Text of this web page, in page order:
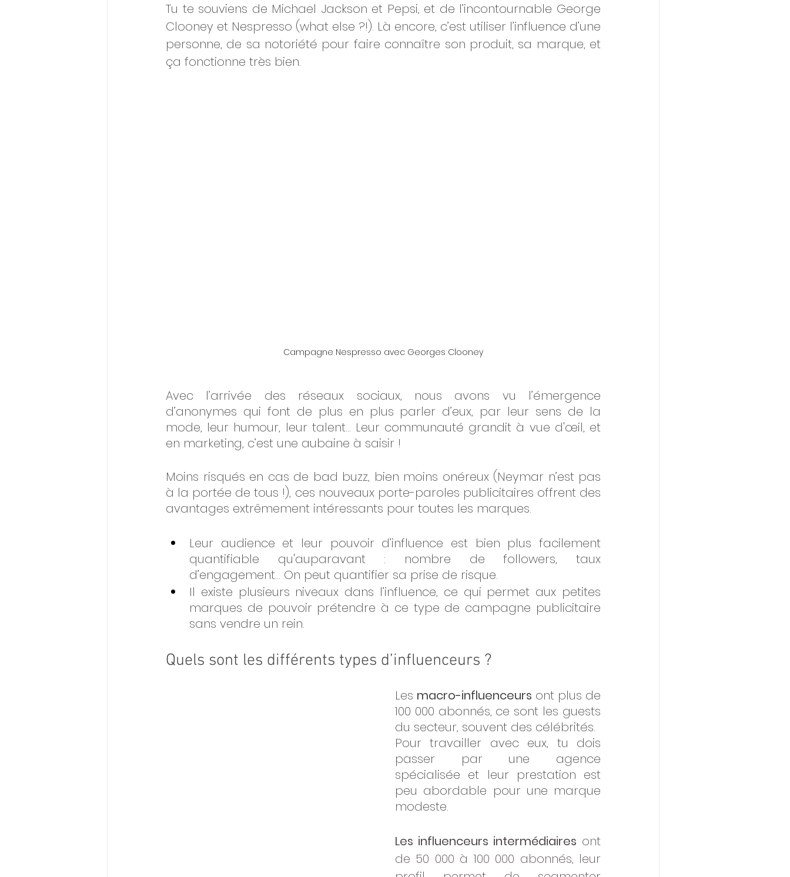
Tu te souviens de Michael Jackson et Pepsi, et de l’incontournable George
Clooney et Nespresso (what else ?!). Là encore, c’est utiliser l’influence d’une
personne, de sa notoriété pour faire connaître son produit, sa marque, et
ça fonctionne très bien.
Campagne Nespresso avec Georges Clooney
Avec l’arrivée des réseaux sociaux, nous avons vu l’émergence
d’anonymes qui font de plus en plus parler d’eux, par leur sens de la
mode, leur humour, leur talent… Leur communauté grandit à vue d'œil, et
en marketing, c’est une aubaine à saisir !
Moins risqués en cas de bad buzz, bien moins onéreux (Neymar n’est pas
à la portée de tous !), ces nouveaux porte-paroles publicitaires offrent des
avantages extrêmement intéressants pour toutes les marques.
Leur audience et leur pouvoir d’influence est bien plus facilement
quantifiable qu'auparavant : nombre de followers, taux
d’engagement… On peut quantifier sa prise de risque.
Il existe plusieurs niveaux dans l’influence, ce qui permet aux petites
marques de pouvoir prétendre à ce type de campagne publicitaire
sans vendre un rein.
Quels sont les différents types d’influenceurs ?
Les macro-influenceurs ont plus de
100 000 abonnés, ce sont les guests
du secteur, souvent des célébrités.
Pour travailler avec eux, tu dois
passer par une agence
spécialisée et leur prestation est
peu abordable pour une marque
modeste.
Les influenceurs intermédiaires ont
de 50 000 à 100 000 abonnés, leur